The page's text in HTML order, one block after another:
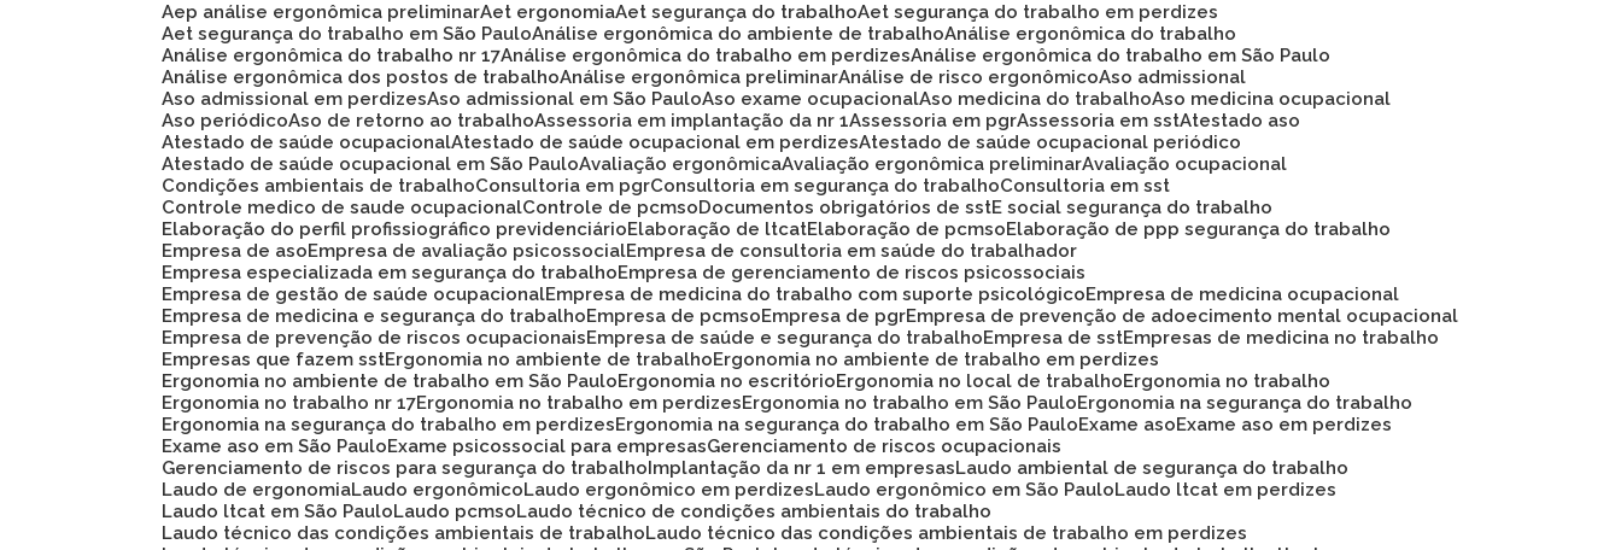
Aep análise ergonômica preliminar Aet ergonomia Aet segurança do trabalho Aet segurança do trabalho em perdizes
Aet segurança do trabalho em São Paulo Análise ergonômica do ambiente de trabalho Análise ergonômica do trabalho
Análise ergonômica do trabalho nr 17 Análise ergonômica do trabalho em perdizes Análise ergonômica do trabalho em São Paulo
Análise ergonômica dos postos de trabalho Análise ergonômica preliminar Análise de risco ergonômico Aso admissional
Aso admissional em perdizes Aso admissional em São Paulo Aso exame ocupacional Aso medicina do trabalho Aso medicina ocupacional
Aso periódico Aso de retorno ao trabalho Assessoria em implantação da nr 1 Assessoria em pgr Assessoria em sst Atestado aso
Atestado de saúde ocupacional Atestado de saúde ocupacional em perdizes Atestado de saúde ocupacional periódico
Atestado de saúde ocupacional em São Paulo Avaliação ergonômica Avaliação ergonômica preliminar Avaliação ocupacional
Condições ambientais de trabalho
Consultoria em pgr Consultoria em segurança do trabalho
Consultoria em sst
Controle medico de saude ocupacional
Controle de pcmso Documentos obrigatórios de sst
E social segurança do trabalho
Elaboração do perfil profissiográfico previdenciário
Elaboração de ltcat Elaboração de pcmso
Elaboração de ppp segurança do trabalho
Empresa de aso
Empresa de avaliação psicossocial Empresa de consultoria em saúde do trabalhador
Empresa especializada em segurança do trabalho
Empresa de gerenciamento de riscos psicossociais
Empresa de gestão de saúde ocupacional Empresa de medicina do trabalho com suporte psicológico
Empresa de medicina ocupacional
Empresa de medicina e segurança do trabalho
Empresa de pcmso Empresa de pgr Empresa de prevenção de adoecimento mental ocupacional
Empresa de prevenção de riscos ocupacionais
Empresa de saúde e segurança do trabalho Empresa de sst Empresas de medicina no trabalho
Empresas que fazem sst Ergonomia no ambiente de trabalho
Ergonomia no ambiente de trabalho em perdizes
Ergonomia no ambiente de trabalho em São Paulo
Ergonomia no escritório Ergonomia no local de trabalho
Ergonomia no trabalho
Ergonomia no trabalho nr 17 Ergonomia no trabalho em perdizes Ergonomia no trabalho em São Paulo
Ergonomia na segurança do trabalho
Ergonomia na segurança do trabalho em perdizes
Ergonomia na segurança do trabalho em São Paulo Exame aso Exame aso em perdizes
Exame aso em São Paulo Exame psicossocial para empresas
Gerenciamento de riscos ocupacionais
Gerenciamento de riscos para segurança do trabalho Implantação da nr 1 em empresas
Laudo ambiental de segurança do trabalho
Laudo de ergonomia Laudo ergonômico Laudo ergonômico em perdizes Laudo ergonômico em São Paulo
Laudo ltcat em perdizes
Laudo ltcat em São Paulo
Laudo pcmso
Laudo técnico de condições ambientais do trabalho
Laudo técnico das condições ambientais de trabalho
Laudo técnico das condições ambientais de trabalho em perdizes